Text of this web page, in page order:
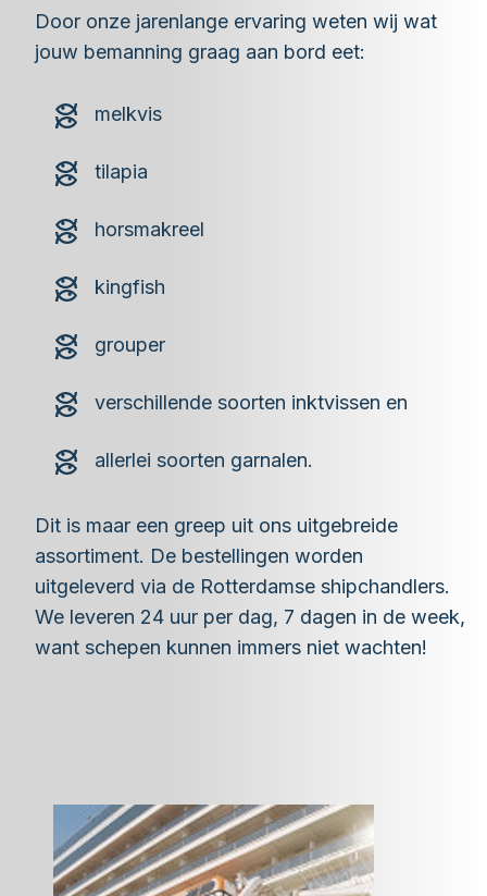
Door onze jarenlange ervaring weten wij wat
jouw bemanning graag aan bord eet:
melkvis
tilapia
horsmakreel
kingfish
grouper
verschillende soorten inktvissen en
allerlei soorten garnalen.
Dit is maar een greep uit ons uitgebreide
assortiment. De bestellingen worden
uitgeleverd via de Rotterdamse shipchandlers.
We leveren 24 uur per dag, 7 dagen in de week,
want schepen kunnen immers niet wachten!